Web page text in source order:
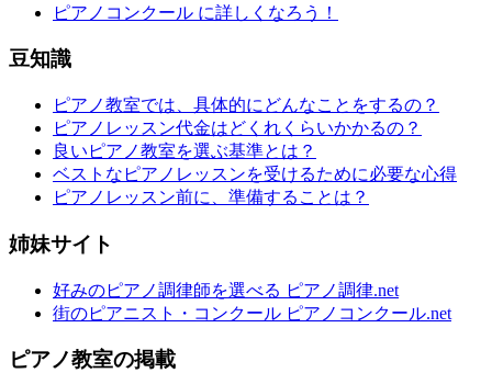
ピアノコンクール に詳しくなろう！
豆知識
ピアノ教室では、具体的にどんなことをするの？
ピアノレッスン代金はどくれくらいかかるの？
良いピアノ教室を選ぶ基準とは？
ベストなピアノレッスンを受けるために必要な心得
ピアノレッスン前に、準備することは？
姉妹サイト
好みのピアノ調律師を選べる ピアノ調律.net
街のピアニスト・コンクール ピアノコンクール.net
ピアノ教室の掲載